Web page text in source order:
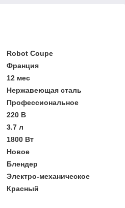
Robot Coupe
Франция
12 мес
Нержавеющая сталь
Профессиональное
220 В
3.7 л
1800 Вт
Новое
Блендер
Электро-механическое
Красный